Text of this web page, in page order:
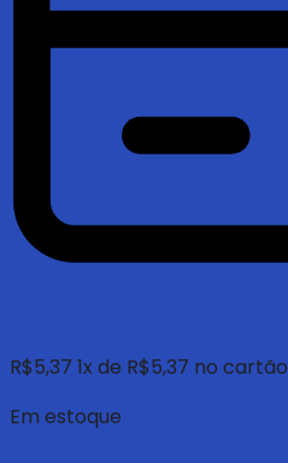
R$5,37 1x de R$5,37 no cartão
Em estoque